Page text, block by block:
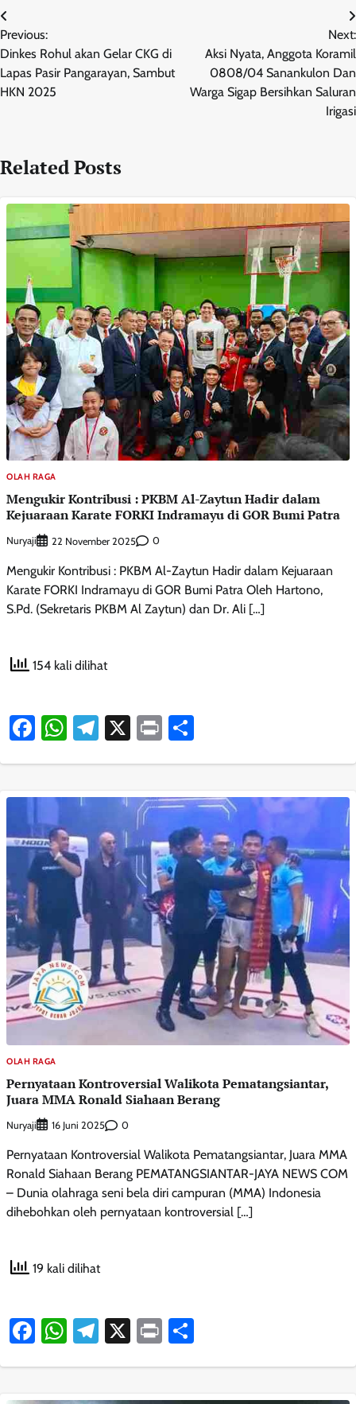
Navigasi
pos
Previous:
Dinkes Rohul akan Gelar CKG di
Lapas Pasir Pangarayan, Sambut
HKN 2025
Next:
Aksi Nyata, Anggota Koramil
0808/04 Sanankulon Dan
Warga Sigap Bersihkan Saluran
Irigasi
Related Posts
OLAH RAGA
Mengukir Kontribusi : PKBM Al-Zaytun Hadir dalam
Kejuaraan Karate FORKI Indramayu di GOR Bumi Patra
Nuryaji 22 November 2025 0
Mengukir Kontribusi : PKBM Al-Zaytun Hadir dalam Kejuaraan
Karate FORKI Indramayu di GOR Bumi Patra Oleh Hartono,
S.Pd. (Sekretaris PKBM Al Zaytun) dan Dr. Ali […]
154 kali dilihat
Facebook
WhatsApp
Telegram
X Print
OLAH RAGA
Pernyataan Kontroversial Walikota Pematangsiantar,
Juara MMA Ronald Siahaan Berang
Nuryaji 16 Juni 2025 0
Pernyataan Kontroversial Walikota Pematangsiantar, Juara MMA
Ronald Siahaan Berang PEMATANGSIANTAR-JAYA NEWS COM
– Dunia olahraga seni bela diri campuran (MMA) Indonesia
dihebohkan oleh pernyataan kontroversial […]
19 kali dilihat
Facebook
WhatsApp
Telegram
X Print